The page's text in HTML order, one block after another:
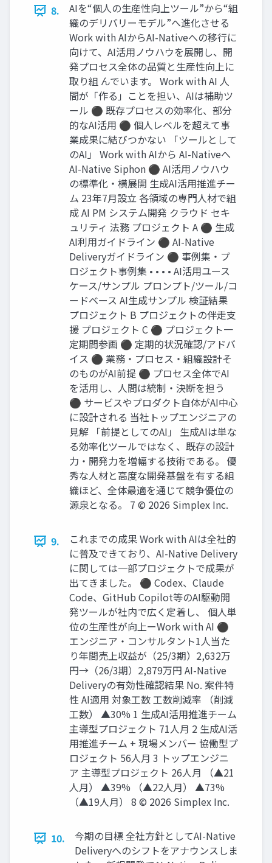
8.
AIを“個人の生産性向上ツール”から“組
織のデリバリーモデル”へ進化させる
Work with AIからAI-Nativeへの移行に
向けて、AI活用ノウハウを展開し、開
発プロセス全体の品質と生産性向上に
取り組 んでいます。 Work with AI 人
間が「作る」ことを担い、AIは補助ツ
ール ⚫ 既存プロセスの効率化、部分
的なAI活用 ⚫ 個人レベルを超えて事
業成果に結びつかない 「ツールとして
のAI」 Work with AIから AI-Nativeへ
AI-Native Siphon ⚫ AI活用ノウハウ
の標準化・横展開 生成AI活用推進チー
ム 23年7月設立 各領域の専門人材で組
成 AI PM システム開発 クラウド セキ
ュリティ 法務 プロジェクト A ⚫ 生成
AI利用ガイドライン ⚫ AI-Native
Deliveryガイドライン ⚫ 事例集・プ
ロジェクト事例集 • • • • AI活用ユース
ケース/サンプル プロンプト/ツール/コ
ードベース AI生成サンプル 検証結果
プロジェクト B プロジェクトの伴走支
援 プロジェクト C ⚫ プロジェクト一
定期間参画 ⚫ 定期的状況確認/アドバ
イス ⚫ 業務・プロセス・組織設計そ
のものがAI前提 ⚫ プロセス全体でAI
を活用し、人間は統制・決断を担う
⚫ サービスやプロダクト自体がAI中心
に設計される 当社トップエンジニアの
見解 「前提としてのAI」 生成AIは単な
る効率化ツールではなく、既存の設計
力・開発力を増幅する技術である。 優
秀な人材と高度な開発基盤を有する組
織ほど、全体最適を通じて競争優位の
源泉となる。 7 © 2026 Simplex Inc.
9.
これまでの成果 Work with AIは全社的
に普及できており、AI-Native Delivery
に関しては一部プロジェクトで成果が
出てきました。 ⚫ Codex、Claude
Code、GitHub Copilot等のAI駆動開
発ツールが社内で広く定着し、 個人単
位の生産性が向上ーWork with AI ⚫
エンジニア・コンサルタント1人当た
り年間売上収益が（25/3期）2,632万
円→（26/3期）2,879万円 AI-Native
Deliveryの有効性確認結果 No. 案件特
性 AI適用 対象工数 工数削減率 （削減
工数） ▲30% 1 生成AI活用推進チーム
主導型プロジェクト 71人月 2 生成AI活
用推進チーム + 現場メンバー 協働型プ
ロジェクト 56人月 3 トップエンジニ
ア 主導型プロジェクト 26人月 （▲21
人月） ▲39% （▲22人月） ▲73%
（▲19人月） 8 © 2026 Simplex Inc.
10.
今期の目標 全社方針としてAI-Native
Deliveryへのシフトをアナウンスしま